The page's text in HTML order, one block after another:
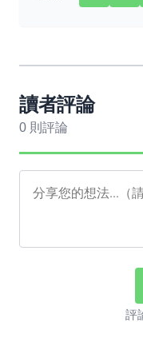
讀者評論
0 則評論
評